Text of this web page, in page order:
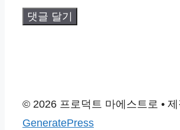
© 2026 프로덕트 마에스트로 •
GeneratePress